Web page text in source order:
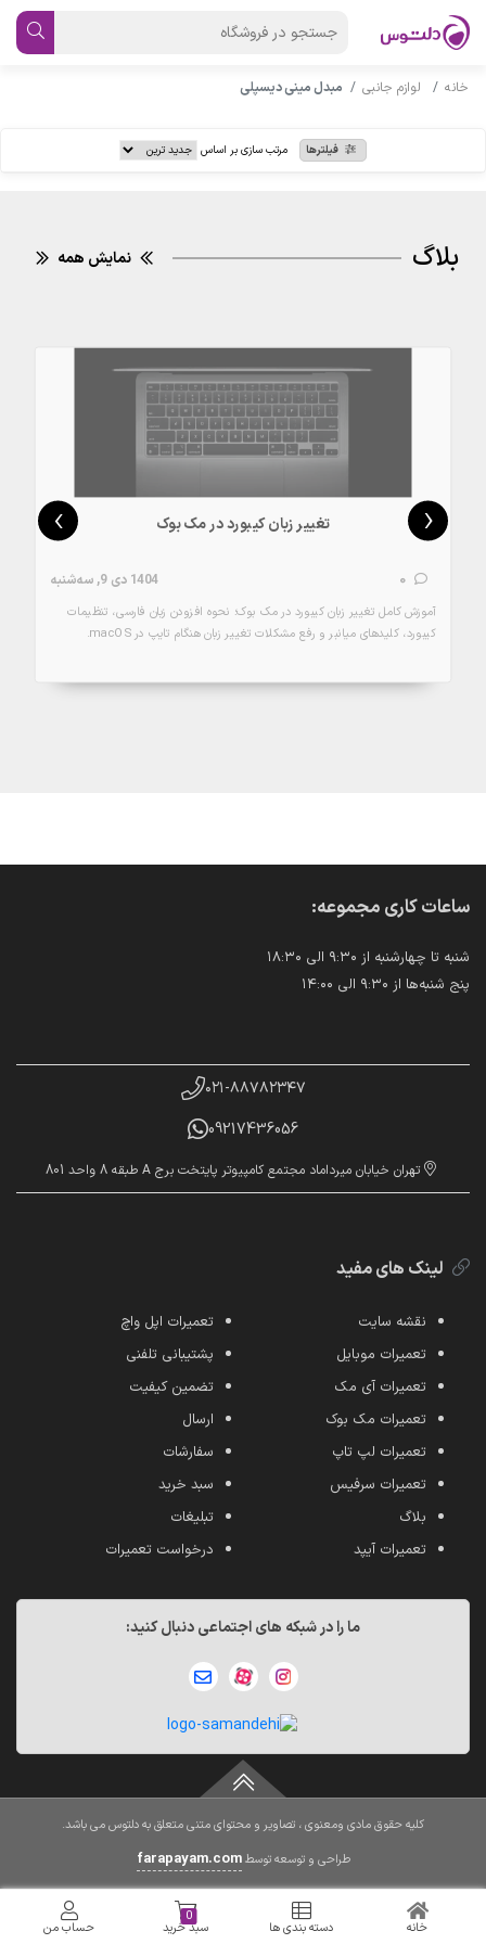
خانه لوازم جانبی مبدل مینی دیسپلی
فیلترها مرتب سازی بر اساس
بلاگ نمایش همه
تغییر زبان کیبورد در مک بوک
0 1404 دی 9, سه‌شنبه
آموزش کامل تغییر زبان کیبورد در مک بوک؛ نحوه افزودن زبان فارسی، تنظیمات
کیبورد، کلیدهای میانبر و رفع مشکلات تغییر زبان هنگام تایپ در macOS.
‹
›
خانه دسته بندی ها سبد خرید
0
حساب من
ساعات کاری مجموعه:
شنبه تا چهارشنبه از ۹:۳۰ الی ۱۸:۳۰
پنج شنبه‌ها از ۹:۳۰ الی ۱۴:۰۰
۰۲۱-۸۸۷۸۲۳۴۷
09217436056
تهران خیابان میرداماد مجتمع کامپیوتر پایتخت برج A طبقه 8 واحد 801
لینک های مفید
نقشه سایت
تعمیرات موبایل
تعمیرات آی مک
تعمیرات مک بوک
تعمیرات لپ تاپ
تعمیرات سرفیس
بلاگ
تعمیرات آیپد
تعمیرات اپل واچ
پشتیبانی تلفنی
تضمین کیفیت
ارسال
سفارشات
سبد خرید
تبلیغات
درخواست تعمیرات
ما را در شبکه های اجتماعی دنبال کنید:
کلیه حقوق مادی ومعنوی ، تصاویر و محتوای متنی متعلق به دلتوس می باشد.
طراحی و توسعه توسطfarapayam.com